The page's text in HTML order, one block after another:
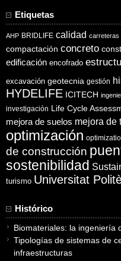
Etiquetas
AHP BRIDLIFE calidad carreteras
compactación concreto
edificación encofrado
excavación geotecnia gestión
HYDELIFE ICITECH
investigación Life Cycle
mejora de suelos mejora de
optimización
de construcción
sostenibilidad
turismo Universitat
Histórico
Biomateriales: la ingeniería
Tipologías de sistemas de
infraestructuras